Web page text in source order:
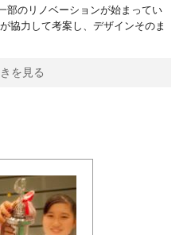
部のリノベーションが始まってい
協力して考案し、デザインそのま
を見る